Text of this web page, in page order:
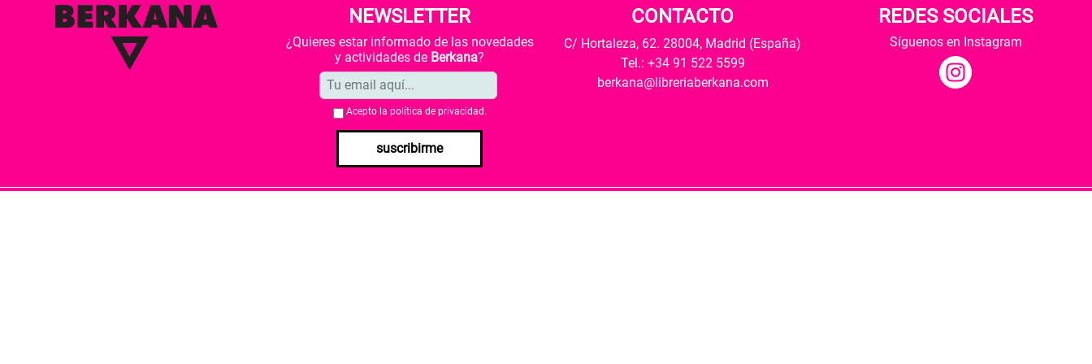
NEWSLETTER
¿Quieres estar informado de las novedades
y actividades de Berkana?
Acepto la política de privacidad .
suscribirme
CONTACTO
C/ Hortaleza, 62. 28004, Madrid (España)
Tel.: +34 91 522 5599
berkana@libreriaberkana.com
REDES SOCIALES
Síguenos en Instagram